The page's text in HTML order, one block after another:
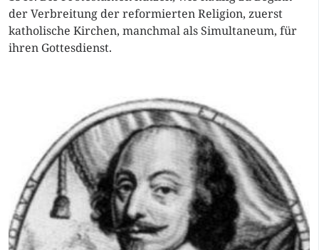
der Verbreitung der reformierten Religion, zuerst
katholische Kirchen, manchmal als Simultaneum, für
ihren Gottesdienst.